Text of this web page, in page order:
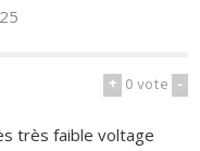
+ 0vote -
très faible voltage